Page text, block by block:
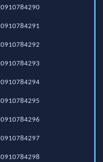
0910784290
0910784291
0910784292
0910784293
0910784294
0910784295
0910784296
0910784297
0910784298